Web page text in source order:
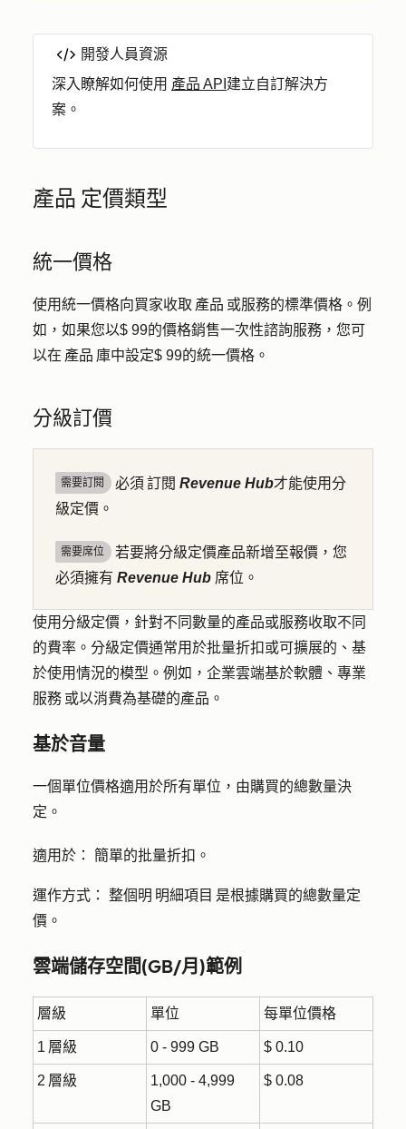
開發人員資源
深入瞭解如何使用 產品 API 建立自訂解決方
案。
產品 定價類型
統一價格
使用統一價格向買家收取 產品 或服務的標準價格。例
如，如果您以$ 99的價格銷售一次性諮詢服務，您可
以在 產品 庫中設定$ 99的統一價格。
分級訂價
需要訂閱 必須 訂閱 Revenue Hub才能使用分
級定價。
需要席位
若要將分級定價產品新增至報價，您
必須擁有 Revenue Hub 席位。
使用分級定價，針對不同數量的產品或服務收取不同
的費率。分級定價通常用於批量折扣或可擴展的、基
於使用情況的模型。例如，企業雲端基於軟體、專業
服務 或以消費為基礎的產品。
基於音量
一個單位價格適用於所有單位，由購買的總數量決
定。
適用於： 簡單的批量折扣。
運作方式：
整個明 明細項目 是根據購買的總數量定
價。
雲端儲存空間(GB/月)範例
層級 單位 每單位價格
1 層級 0 - 999 GB $ 0.10
2 層級
1,000 - 4,999
GB
$ 0.08